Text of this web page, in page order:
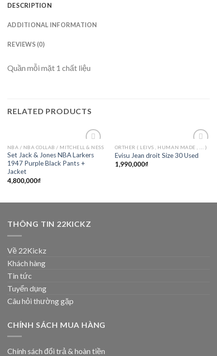
DESCRIPTION
ADDITIONAL INFORMATION
REVIEWS (0)
Quần mỗi mặt 1 chất liệu
RELATED PRODUCTS
Add to
wishlist
NBA / NBA COLLAB / MITCHELL & NESS
Set Jack & Jones NBA Larkers
1947 Purple Black Pants +
Jacket
4,800,000₫
Add to
wishlist
ORTHER ( LEIVS , HUMAN MADE , .... )
Evisu Jean droit Size 30 Used
1,990,000₫
THÔNG TIN 22KICKZ
Về 22Kickz
Khách hàng
Tin tức
Tuyển dụng
Câu hỏi thường gặp
CHÍNH SÁCH MUA HÀNG
Chính sách đổi trả & hoàn tiền